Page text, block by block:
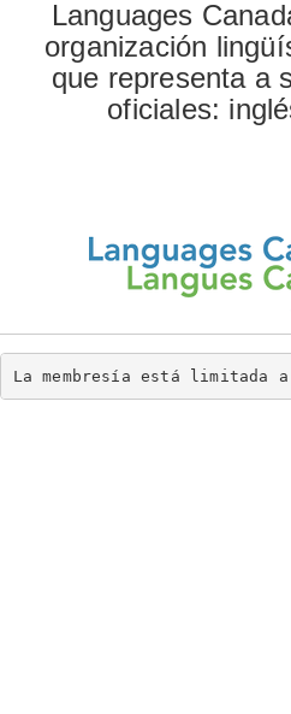
Languages
organización
que representa a
oficiales:
La membresía está limitada